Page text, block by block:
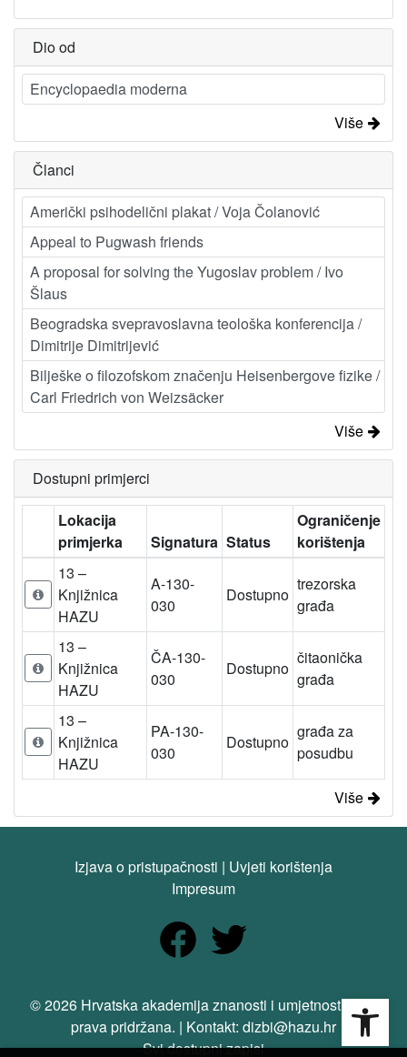
Dio od
Encyclopaedia moderna
Više
Članci
Američki psihodelični plakat / Voja Čolanović
Appeal to Pugwash friends
A proposal for solving the Yugoslav problem / Ivo
Šlaus
Beogradska svepravoslavna teološka konferencija /
Dimitrije Dimitrijević
Bilješke o filozofskom značenju Heisenbergove fizike /
Carl Friedrich von Weizsäcker
Više
Dostupni primjerci
Lokacija
primjerka
Signatura Status
Ograničenje
korištenja
13 –
Knjižnica
HAZU
A-130-
030
Dostupno
trezorska
građa
13 –
Knjižnica
HAZU
ČA-130-
030
Dostupno
čitaonička
građa
13 –
Knjižnica
HAZU
PA-130-
030
Dostupno
građa za
posudbu
Više
Izjava o pristupačnosti | Uvjeti korištenja
Impresum
© 2026 Hrvatska akademija znanosti i umjetnosti. Sva
prava pridržana. | Kontakt: dizbi@hazu.hr
Svi dostupni zapisi